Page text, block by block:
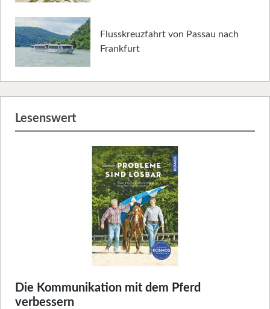
Flusskreuzfahrt von Passau nach
Frankfurt
Lesenswert
Die Kommunikation mit dem Pferd
verbessern